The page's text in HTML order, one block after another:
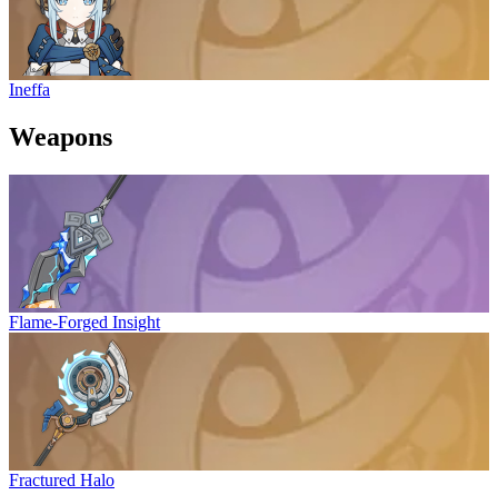
Ineffa
Weapons
Flame-Forged Insight
Fractured Halo